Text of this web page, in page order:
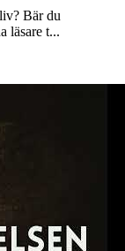
Bär du
läsare t...